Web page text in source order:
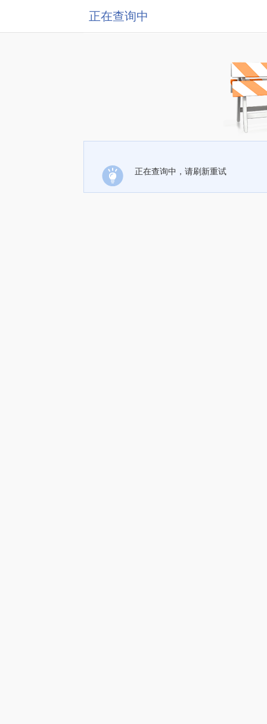
正在查询中
正在查询中，请刷新重试